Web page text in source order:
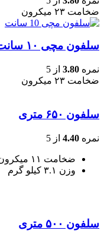
ضخامت ۲۳ میکرون
سلفون مچی ۱۰ سانت کیسه ۲۰ کیلویی
نمره 3.80 از 5
ضخامت ۲۳ میکرون
سلفون ۶۵۰ متری
نمره 4.40 از 5
ضخامت ۱۱ میکرون
وزن ۳.۱ کیلو گرم
سلفون ۵۰۰ متری